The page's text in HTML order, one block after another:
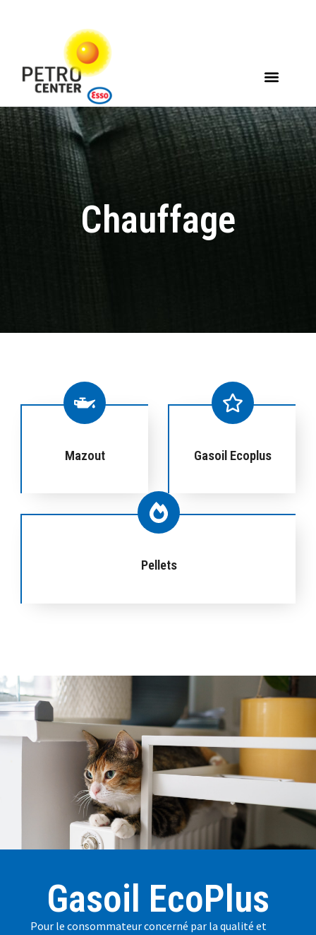
Chauffage
Mazout Gasoil Ecoplus
Pellets
Gasoil EcoPlus
Pour le consommateur concerné par la qualité et